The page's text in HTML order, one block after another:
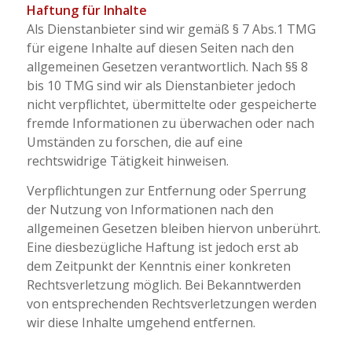
Haftung für Inhalte
Als Dienstanbieter sind wir gemäß § 7 Abs.1 TMG
für eigene Inhalte auf diesen Seiten nach den
allgemeinen Gesetzen verantwortlich. Nach §§ 8
bis 10 TMG sind wir als Dienstanbieter jedoch
nicht verpflichtet, übermittelte oder gespeicherte
fremde Informationen zu überwachen oder nach
Umständen zu forschen, die auf eine
rechtswidrige Tätigkeit hinweisen.
Verpflichtungen zur Entfernung oder Sperrung
der Nutzung von Informationen nach den
allgemeinen Gesetzen bleiben hiervon unberührt.
Eine diesbezügliche Haftung ist jedoch erst ab
dem Zeitpunkt der Kenntnis einer konkreten
Rechtsverletzung möglich. Bei Bekanntwerden
von entsprechenden Rechtsverletzungen werden
wir diese Inhalte umgehend entfernen.